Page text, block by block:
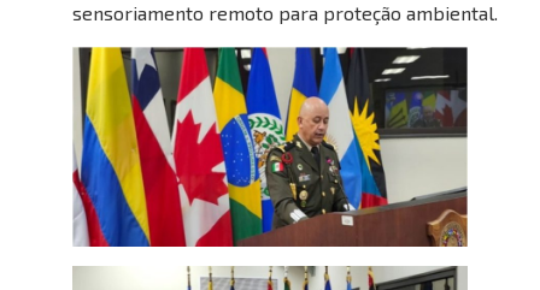
sensoriamento remoto para proteção ambiental.